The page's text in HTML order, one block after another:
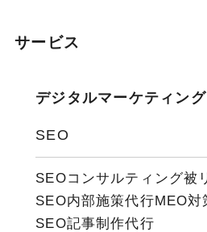
サービス
デジタルマーケティング
SEO
SEOコンサルティング被
SEO内部施策代行MEO対
SEO記事制作代行